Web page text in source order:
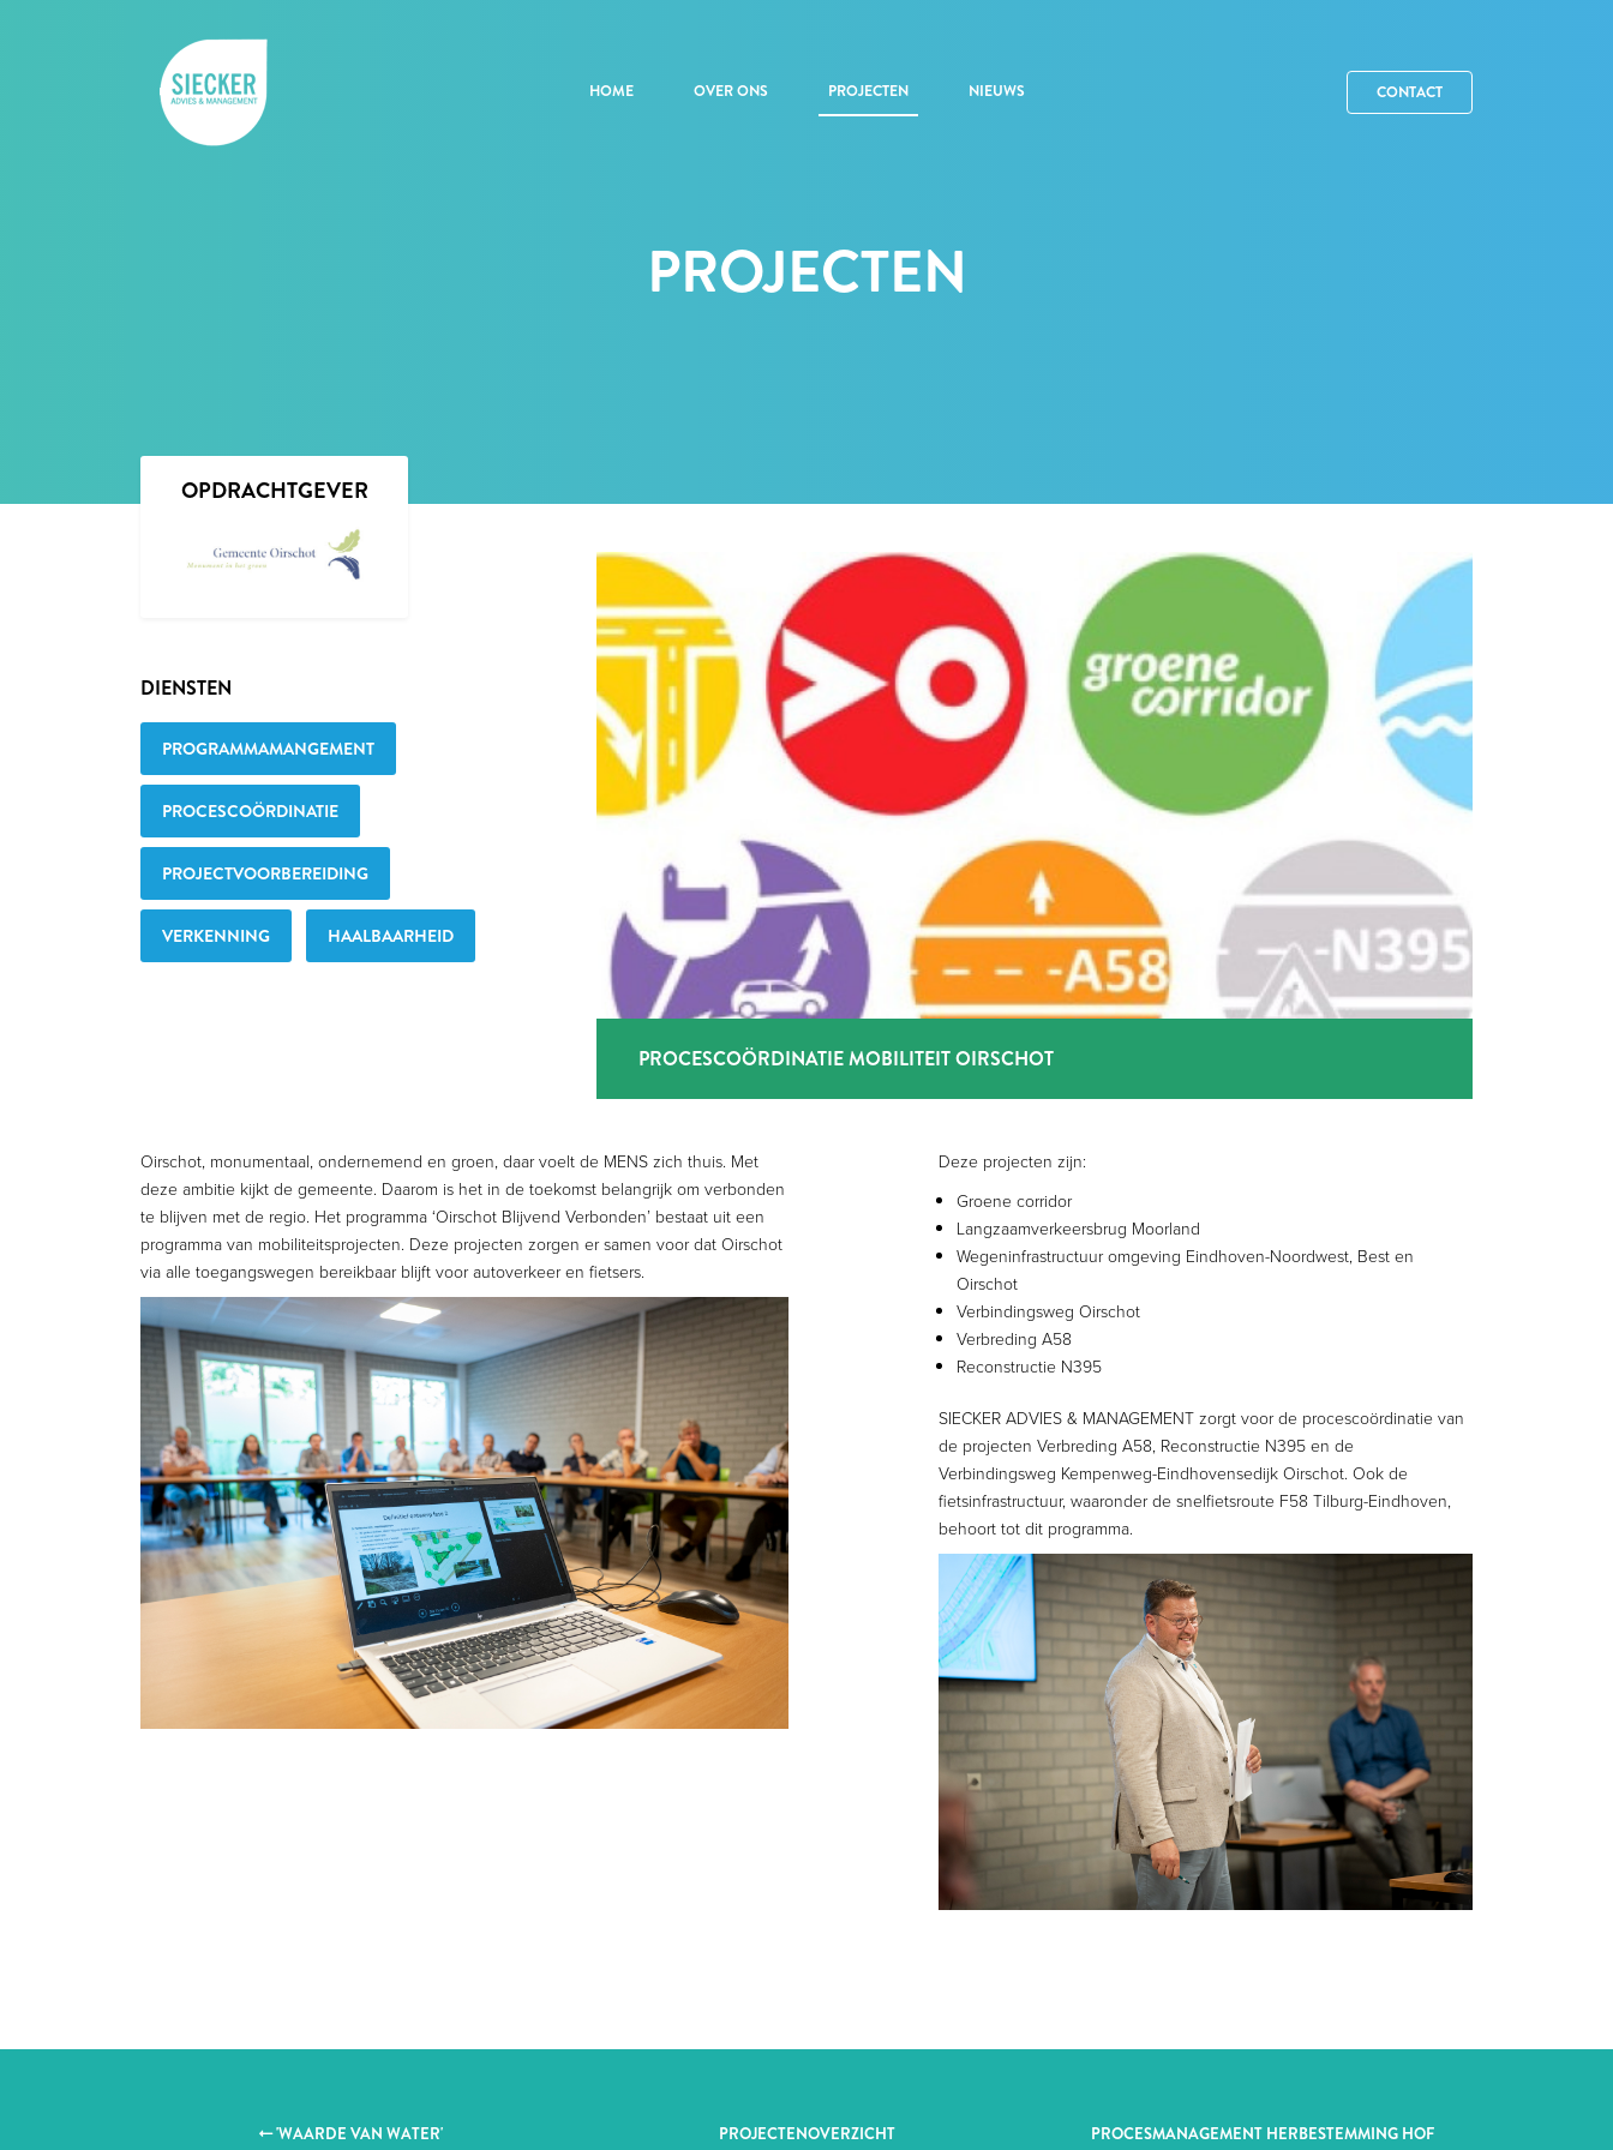
HOME OVER ONS PROJECTEN NIEUWS CONTACT
PROJECTEN
OPDRACHTGEVER
DIENSTEN
PROGRAMMAMANGEMENT
PROCESCOÖRDINATIE
PROJECTVOORBEREIDING
VERKENNING HAALBAARHEID
PROCESCOÖRDINATIE MOBILITEIT OIRSCHOT
Oirschot, monumentaal, ondernemend en groen, daar voelt de MENS zich thuis. Met
deze ambitie kijkt de gemeente. Daarom is het in de toekomst belangrijk om verbonden
te blijven met de regio. Het programma ‘Oirschot Blijvend Verbonden’ bestaat uit een
programma van mobiliteitsprojecten. Deze projecten zorgen er samen voor dat Oirschot
via alle toegangswegen bereikbaar blijft voor autoverkeer en fietsers.
Deze projecten zijn:
Groene corridor
Langzaamverkeersbrug Moorland
Wegeninfrastructuur omgeving Eindhoven-Noordwest, Best en
Oirschot
Verbindingsweg Oirschot
Verbreding A58
Reconstructie N395
SIECKER ADVIES & MANAGEMENT zorgt voor de procescoördinatie van
de projecten Verbreding A58, Reconstructie N395 en de
Verbindingsweg Kempenweg-Eindhovensedijk Oirschot. Ook de
fietsinfrastructuur, waaronder de snelfietsroute F58 Tilburg-Eindhoven,
behoort tot dit programma.
'WAARDE VAN WATER' PROJECTENOVERZICHT
PROCESMANAGEMENT HERBESTEMMING HOF